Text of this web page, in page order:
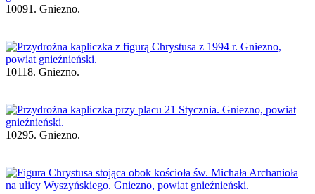
10091. Gniezno.
10118. Gniezno.
10295. Gniezno.